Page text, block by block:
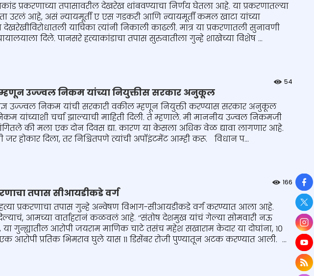
प्रकरणाच्या तपासावरील देखरेख थांबवण्याचा निर्णय घेतला आहे. या प्रकरणातल्या
उरलं आहे, असं न्यायमूर्ती ए एस गडकरी आणि न्यायमूर्ती कमल खाटा यांच्या
याचिका त्यांनी निकाली काढली. मात्र या प्रकरणातली सुनावणी
दिले. पानसरे हत्याकांडाचा तपास सुरुवातीला गुन्हे शाखेच्या विशेष ...
54
उज्ज्वल निकम यांच्या नियुक्तीस सरकार अनुकूल
उज्ज्वल निकम यांची सरकारी वकील म्हणून नियुक्ती करण्यास सरकार अनुकूल
यांच्याशी चर्चा झाल्याची माहिती दिली. ते म्हणाले. मी माननीय उज्वल निकमजी
की मला एक दोन दिवस द्या. कारण या केसला अधिक वेळ द्यावा लागणार आहे.
होकार दिला, तर निश्चितपणे त्यांची अपॉइंटमेंट आम्ही करू. विधान प...
166
तपास सीआयडीकडे वर्ग
प्रकरणाचा तपास गुन्हे अन्वेषण विभाग-सीआयडीकडे वर्ग करण्यात आला आहे.
आमच्या वार्ताहरानं कळवलं आहे. ‘‘संतोष देशमुख यांचं गेल्या सोमवारी नऊ
गुन्ह्यातील आरोपी जयराम माणिक चाटे तसंच महेश सखाराम केदार या दोघांना, १०
एक आरोपी प्रतिक भिमराव घुले यास ११ डिसेंबर रोजी पुण्यातून अटक करण्यात आली. ...